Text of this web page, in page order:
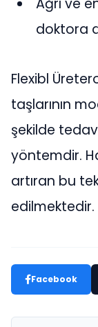
Ağrı ve
doktora
Flexibl
taşlarının
şekilde
yöntemdir.
artıran bu
edilmektedir.
Facebook